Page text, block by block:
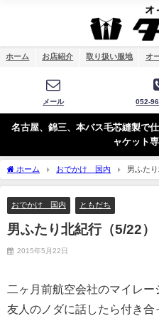
ホーム お店紹介 取り扱い服地 オ
メール 052-
名古屋、錦三、本バス毛芯縫製で
ャケット
ホーム おでかけ 国内 男ふたり
おでかけ 国内 ともだち
男ふたり北紀行（5/22）
2015年5月22日
二ヶ月前航空会社のマイレ
友人のノダに話したら付き